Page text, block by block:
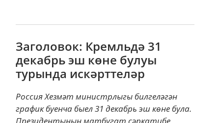
Заголовок: Кремльдә 31
декабрь эш көне булуы
турында искәрттеләр
Россия Хезмәт министрлыгы билгеләгән
график буенча быел 31 декабрь эш көне була.
Президентының матбугат сәркатибе